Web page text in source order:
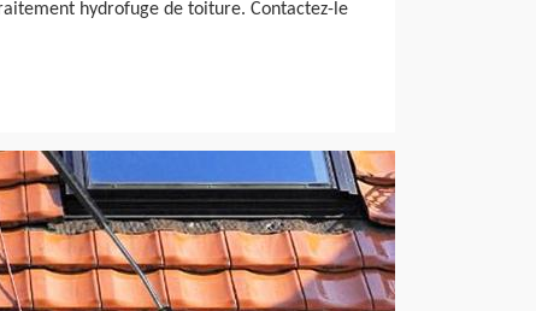
hydrofuge de toiture. Contactez-le